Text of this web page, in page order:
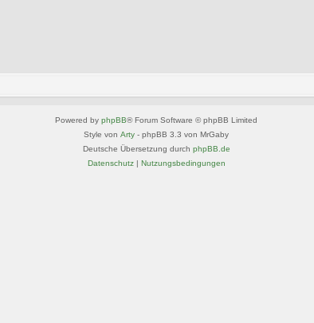
Powered by phpBB® Forum Software © phpBB Limited
Style von Arty - phpBB 3.3 von MrGaby
Deutsche Übersetzung durch phpBB.de
Datenschutz| Nutzungsbedingungen